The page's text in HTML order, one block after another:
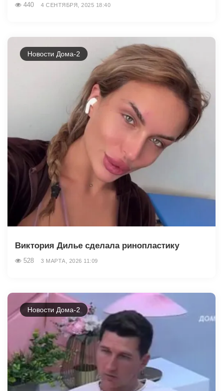
440 4 СЕНТЯБРЯ, 2025 18:40
Новости Дома-2
Виктория Дилье сделала ринопластику
528 3 МАРТА, 2026 11:09
Новости Дома-2